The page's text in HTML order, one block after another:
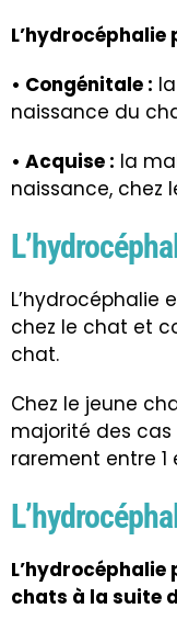
• Congénitale :
naissance du
• Acquise : la
naissance, chez
L’hydrocéphalie
chez le chat et
chat.
Chez le jeune
majorité des cas
rarement entre 1
chats à la suite